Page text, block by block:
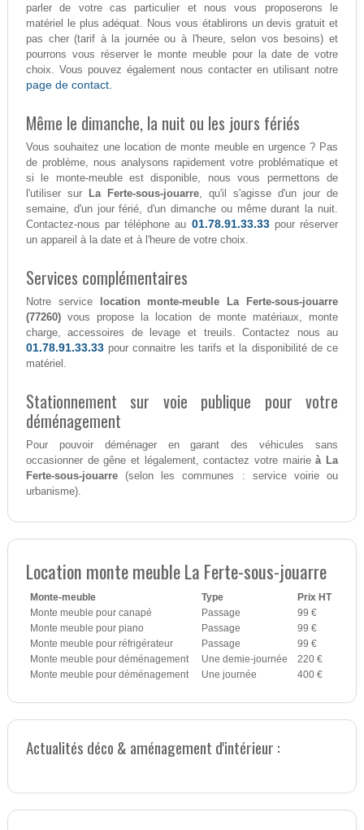
parler de votre cas particulier et nous vous proposerons le
matériel le plus adéquat. Nous vous établirons un devis gratuit et
pas cher (tarif à la journée ou à l'heure, selon vos besoins) et
pourrons vous réserver le monte meuble pour la date de votre
choix. Vous pouvez également nous contacter en utilisant notre
page de contact.
Même le dimanche, la nuit ou les jours fériés
Vous souhaitez une location de monte meuble en urgence ? Pas
de problème, nous analysons rapidement votre problématique et
si le monte-meuble est disponible, nous vous permettons de
l'utiliser sur
La Ferte-sous-jouarre, qu'il s'agisse d'un jour de
semaine, d'un jour férié, d'un dimanche ou même durant la nuit.
Contactez-nous par téléphone au 01.78.91.33.33 pour réserver
un appareil à la date et à l'heure de votre choix.
Services complémentaires
Notre service
location monte-meuble La Ferte-sous-jouarre
(77260)vous propose la location de monte matériaux, monte
charge, accessoires de levage et treuils. Contactez nous au
01.78.91.33.33 pour connaitre les tarifs et la disponibilité de ce
matériel.
Stationnement sur voie publique pour votre
déménagement
Pour pouvoir déménager en garant des véhicules sans
occasionner de gêne et légalement, contactez votre mairieà La
Ferte-sous-jouarre(selon les communes : service voirie ou
urbanisme).
Location monte meuble La Ferte-sous-jouarre
Monte-meuble Type
Prix HT
Monte meuble pour canapé
Passage
99 €
Monte meuble pour piano
Passage
99 €
Monte meuble pour réfrigérateur
Passage
99 €
Monte meuble pour déménagement
Une demie-journée
220 €
Monte meuble pour déménagement
Une journée 400 €
Actualités déco & aménagement d'intérieur :